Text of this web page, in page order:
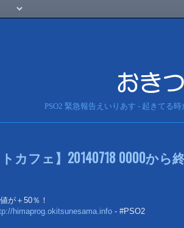
PSO2 緊急報告えいりあす - 起きてる
トカフェ】20140718 0000から
が＋50％！
himaprog.okitsunesama.info - #PSO2